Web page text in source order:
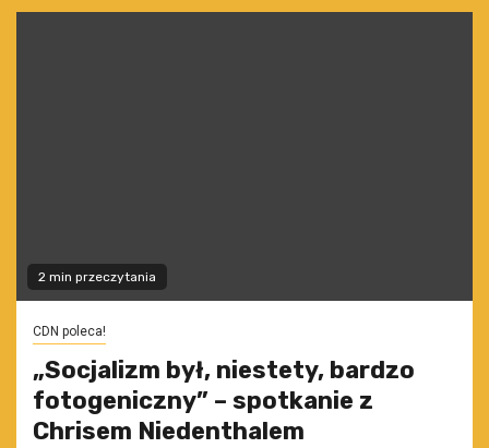
2 min przeczytania
CDN poleca!
„Socjalizm był, niestety, bardzo
fotogeniczny” – spotkanie z
Chrisem Niedenthalem